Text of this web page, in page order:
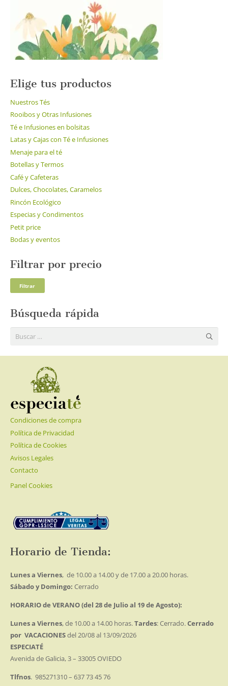
página
de
producto
Elige tus productos
Nuestros Tés
Rooibos y Otras Infusiones
Té e Infusiones en bolsitas
Latas y Cajas con Té e Infusiones
Menaje para el té
Botellas y Termos
Café y Cafeteras
Dulces, Chocolates, Caramelos
Rincón Ecológico
Especias y Condimentos
Petit price
Bodas y eventos
Filtrar por precio
Filtrar
Búsqueda rápida
Buscar:
Condiciones de compra
Política de Privacidad
Política de Cookies
Avisos Legales
Contacto
Panel Cookies
Horario de Tienda:
Lunes a Viernes, de 10.00 a 14.00 y de 17.00 a 20.00 horas.
Sábado y Domingo: Cerrado
HORARIO de VERANO (del 28 de Julio al 19 de Agosto):
Lunes a Viernes, de 10.00 a 14.00 horas.Tardes: Cerrado.Cerrado
por VACACIONESdel 20/08 al 13/09/2026
ESPECIATÉ
Avenida de Galicia, 3 – 33005 OVIEDO
Tlfnos. 985271310 – 637 73 45 76